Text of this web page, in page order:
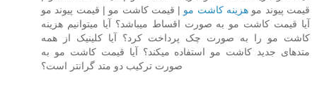
قیمت پیوند مو هزینه کاشت مو | قیمت کاشت مو | قیمت پیوند مو
آیا قیمت کاشت مو به صورت اقساط میباشد؟ آیا میتوانیم هزینه
کاشت مو را به صورت چک پرداخت کرد؟ آیا کلینیک از همه
متدهای جدید کاشت مو استفاده میکند؟ آیا قیمت کاشت مو به
صورت ترکیب دو متد گرانتر است؟